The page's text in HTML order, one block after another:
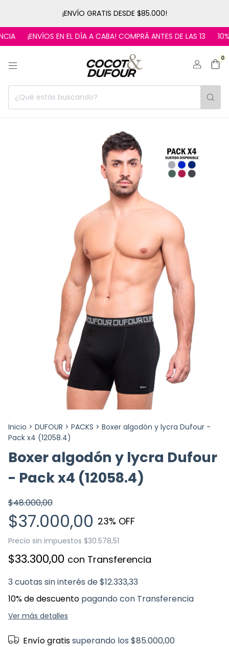
¡ENVÍO GRATIS DESDE $85.000!
¡ENVÍOS EN EL DÍA A CABA! COMPRÁ ANTES DE LAS 13 10%
0
Inicio > DUFOUR > PACKS > Boxer algodón y lycra Dufour -
Pack x4 (12058.4)
Boxer algodón y lycra Dufour
- Pack x4 (12058.4)
$48.000,00
$37.000,00 23% OFF
Precio sin impuestos $30.578,51
$33.300,00 con Transferencia
3 cuotas sin interés de$12.333,33
10% de descuento pagando con Transferencia
Ver más detalles
Envío gratissuperando los$85.000,00